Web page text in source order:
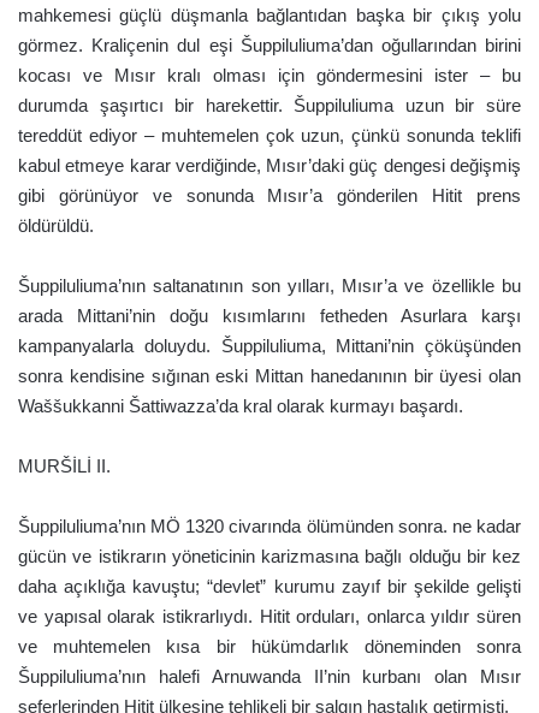
mahkemesi güçlü düşmanla bağlantıdan başka bir çıkış yolu
görmez. Kraliçenin dul eşi Šuppiluliuma’dan oğullarından birini
kocası ve Mısır kralı olması için göndermesini ister – bu
durumda şaşırtıcı bir harekettir. Šuppiluliuma uzun bir süre
tereddüt ediyor – muhtemelen çok uzun, çünkü sonunda teklifi
kabul etmeye karar verdiğinde, Mısır’daki güç dengesi değişmiş
gibi görünüyor ve sonunda Mısır’a gönderilen Hitit prens
öldürüldü.
Šuppiluliuma’nın saltanatının son yılları, Mısır’a ve özellikle bu
arada Mittani’nin doğu kısımlarını fetheden Asurlara karşı
kampanyalarla doluydu. Šuppiluliuma, Mittani’nin çöküşünden
sonra kendisine sığınan eski Mittan hanedanının bir üyesi olan
Waššukkanni Šattiwazza’da kral olarak kurmayı başardı.
MURŠİLİ II.
Šuppiluliuma’nın MÖ 1320 civarında ölümünden sonra. ne kadar
gücün ve istikrarın yöneticinin karizmasına bağlı olduğu bir kez
daha açıklığa kavuştu; “devlet” kurumu zayıf bir şekilde gelişti
ve yapısal olarak istikrarlıydı. Hitit orduları, onlarca yıldır süren
ve muhtemelen kısa bir hükümdarlık döneminden sonra
Šuppiluliuma’nın halefi Arnuwanda II’nin kurbanı olan Mısır
seferlerinden Hitit ülkesine tehlikeli bir salgın hastalık getirmişti.